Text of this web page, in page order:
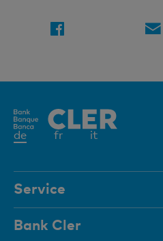
deAktives
fr it
Service
Hilfe & Kontakt
Bank Cler